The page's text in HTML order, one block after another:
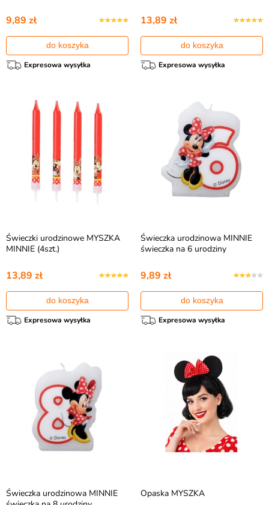
9,89 zł
do koszyka
Expresowa wysyłka
13,89 zł
do koszyka
Expresowa wysyłka
Świeczki urodzinowe MYSZKA
MINNIE (4szt.)
13,89 zł
do koszyka
Expresowa wysyłka
Świeczka urodzinowa MINNIE
świeczka na 6 urodziny
9,89 zł
do koszyka
Expresowa wysyłka
Świeczka urodzinowa MINNIE
Opaska MYSZKA